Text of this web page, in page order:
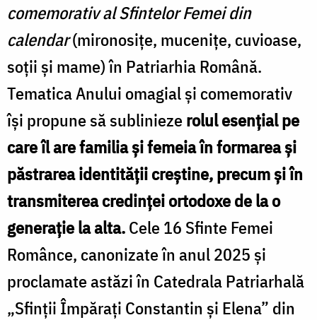
comemorativ al Sfintelor Femei din
calendar(mironosițe, mucenițe, cuvioase,
soții și mame) în Patriarhia Română.
Tematica Anului omagial și comemorativ
își propune să subliniezerolul esențial pe
care îl are familia și femeia în formarea și
păstrarea identității creștine, precum și în
transmiterea credinței ortodoxe de la o
generație la alta.Cele 16 Sfinte Femei
Românce, canonizate în anul 2025 și
proclamate astăzi în Catedrala Patriarhală
„Sfinții Împărați Constantin și Elena” din